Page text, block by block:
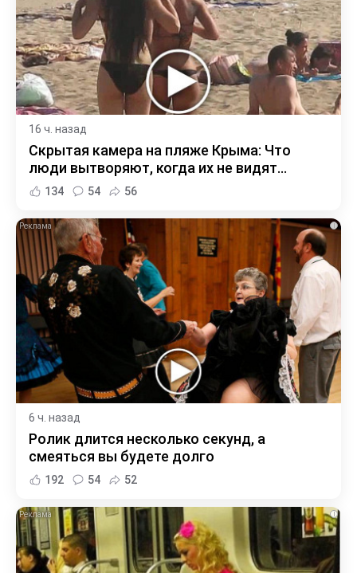
16 ч. назад
Скрытая камера на пляже Крыма: Что
люди вытворяют, когда их не видят...
134 54 56
i
6 ч. назад
Ролик длится несколько секунд, а
смеяться вы будете долго
192 54 52
i